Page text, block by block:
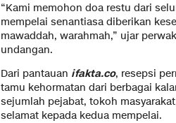
“Kami memohon doa restu dari
mempelai senantiasa diberikan
mawaddah, warahmah,” ujar
undangan.
Dari pantauan ifakta.co, resepsi
tamu kehormatan dari berbagai
sejumlah pejabat, tokoh
selamat kepada kedua mempelai.